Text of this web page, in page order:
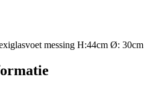
messing H:44cm Ø: 30cm